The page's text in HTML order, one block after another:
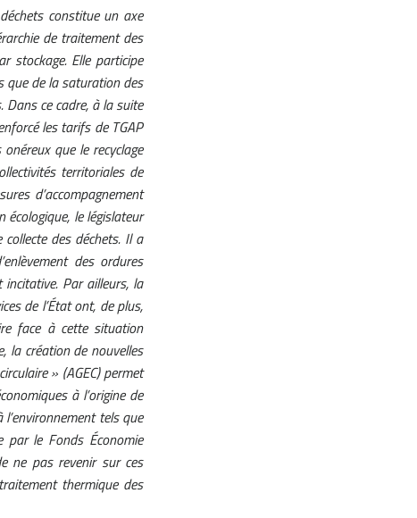
constitue un axe
de traitement des
stockage. Elle participe
que de la saturation des
ce cadre, à la suite
les tarifs de TGAP
que le recyclage
territoriales de
d’accompagnement
le législateur
des déchets. Il a
des ordures
Par ailleurs, la
de l’État ont, de plus,
face à cette situation
la création de nouvelles
» (AGEC) permet
à l’origine de
tels que
le Fonds Économie
ne pas revenir sur ces
thermique des